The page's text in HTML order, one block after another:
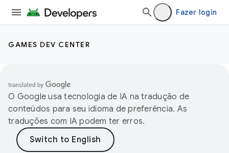
Fazer login
GAMES DEV CENTER
O Google usa tecnologia de IA na tradução de
conteúdos para seu idioma de preferência. As
traduções com IA podem ter erros.